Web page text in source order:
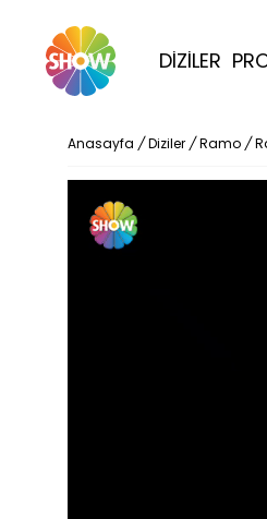
DİZİLER
Anasayfa / Diziler / Ramo /